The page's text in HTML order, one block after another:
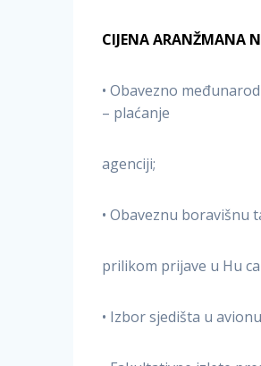
CIJENA ARANŽMANA
• Obavezno
– plaćanje
agenciji;
• Obaveznu boravišnu
prilikom prijave u Hu
• Izbor sjedišta u